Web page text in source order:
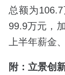
总额为
99.9万元，
上半年薪金
附：立景创